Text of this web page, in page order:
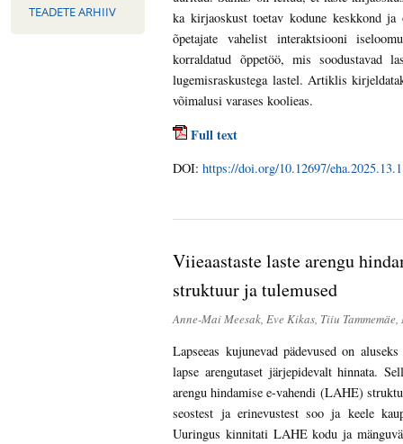
TEADETE ARHIIV
ka kirjaoskust toetav kodune keskkond ja
õpetajate vahelist interaktsiooni
korraldatud õppetöö, mis soodustavad
lugemisraskustega lastel. Artiklis
võimalusi varases koolieas.
Full text
DOI:https://doi.org/10.12697/
Viieaastaste laste arengu
struktuur ja tulemused
Anne-Mai Meesak, Eve Kikas, Tiiu
Lapseeas kujunevad pädevused on
lapse arengutaset järjepidevalt hinnata.
arengu hindamise e-vahendi (LAHE)
seostest ja erinevustest soo ja keele
Uuringus kinnitati LAHE kodu ja